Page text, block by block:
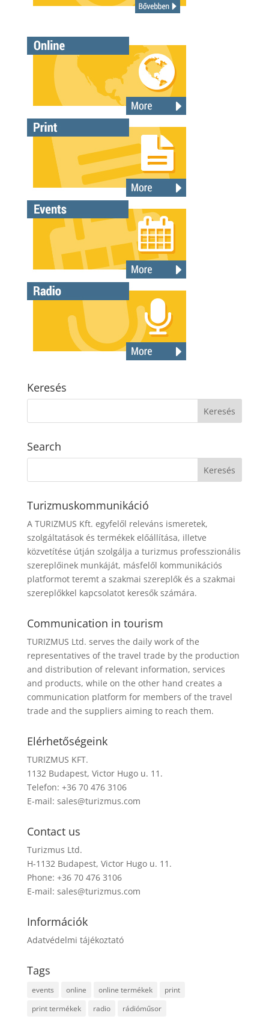
Keresés
Search
Turizmuskommunikáció
A TURIZMUS Kft. egyfelől releváns ismeretek,
szolgáltatások és termékek előállítása, illetve
közvetítése útján szolgálja a turizmus professzionális
szereplőinek munkáját, másfelől kommunikációs
platformot teremt a szakmai szereplők és a szakmai
szereplőkkel kapcsolatot keresők számára.
Communication in tourism
TURIZMUS Ltd. serves the daily work of the
representatives of the travel trade by the production
and distribution of relevant information, services
and products, while on the other hand creates a
communication platform for members of the travel
trade and the suppliers aiming to reach them.
Elérhetőségeink
TURIZMUS KFT.
1132 Budapest, Victor Hugo u. 11.
Telefon: +36 70 476 3106
E-mail: sales@turizmus.com
Contact us
Turizmus Ltd.
H-1132 Budapest, Victor Hugo u. 11.
Phone: +36 70 476 3106
E-mail: sales@turizmus.com
Információk
Adatvédelmi tájékoztató
Tags
events online online termékek
print
print termékek
radio rádióműsor